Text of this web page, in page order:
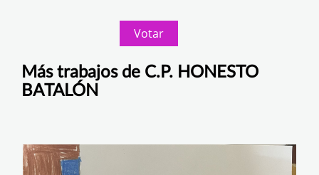
Votar
Más trabajos de C.P. HONESTO
BATALÓN